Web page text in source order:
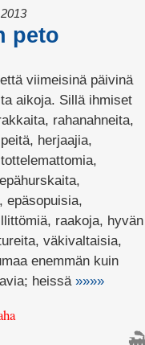
peto
viimeisinä päivinä
aikoja. Sillä ihmiset
rahanahneita,
herjaajia,
epäsopuisia,
raakoja, hyvän
väkivaltaisia,
enemmän kuin
heissä»»»»